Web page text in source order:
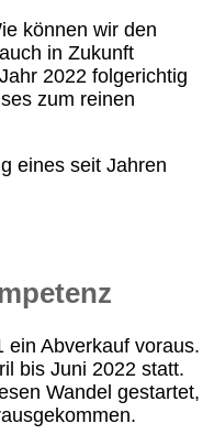
können wir den
in Zukunft
2022 folgerichtig
zum reinen
eines seit Jahren
ein Abverkauf voraus.
bis Juni 2022 statt.
Wandel gestartet,